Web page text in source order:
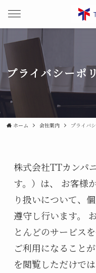
ホーム 会社案内 プライバ
プライバシーポ
株式会社TTカンパ
す。）は、 お客様
り扱いについて、
遵守し行います。
とんどのサービス
ご利用になること
を閲覧しただけで